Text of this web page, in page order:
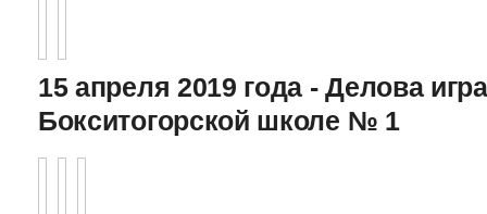
15 апреля 2019 года - Делова
Бокситогорской школе № 1